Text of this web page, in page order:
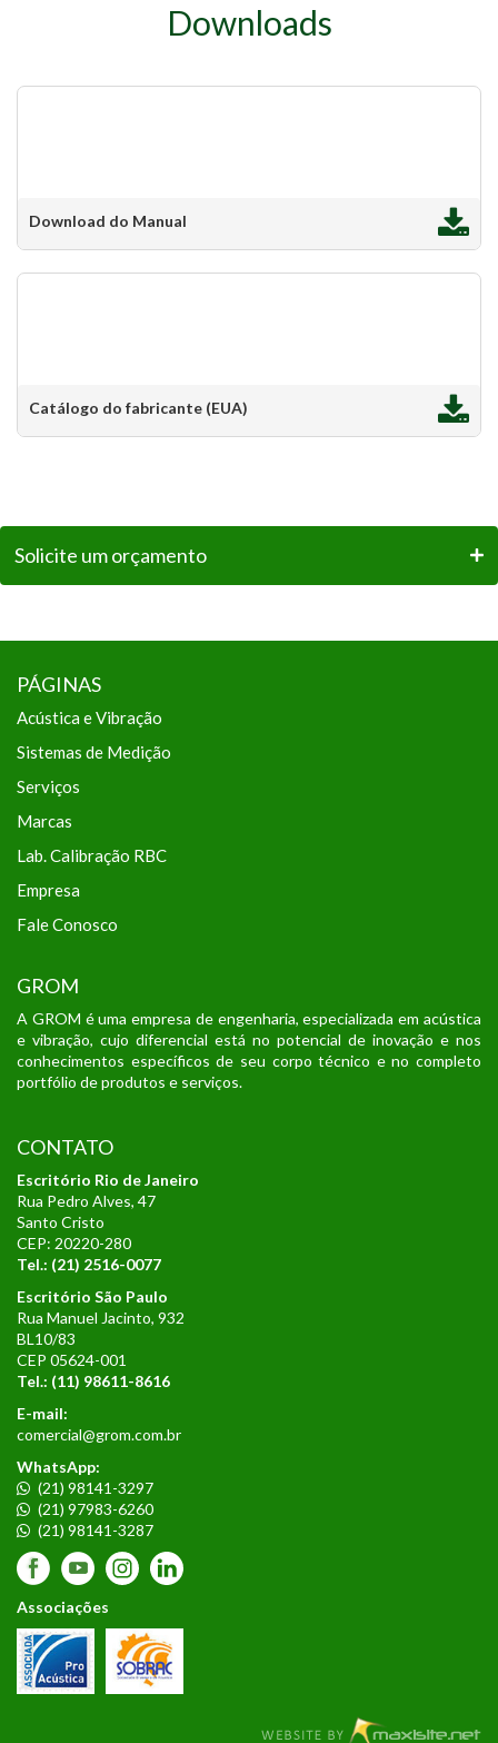
Downloads
Download do Manual
Catálogo do fabricante (EUA)
Solicite um orçamento
PÁGINAS
Acústica e Vibração
Sistemas de Medição
Serviços
Marcas
Lab. Calibração RBC
Empresa
Fale Conosco
GROM
A GROM é uma empresa de engenharia, especializada em acústica
e vibração, cujo diferencial está no potencial de inovação e nos
conhecimentos específicos de seu corpo técnico e no completo
portfólio de produtos e serviços.
CONTATO
Escritório Rio de Janeiro
Rua Pedro Alves, 47
Santo Cristo
CEP: 20220-280
Tel.: (21) 2516-0077
Escritório São Paulo
Rua Manuel Jacinto, 932
BL10/83
CEP 05624-001
Tel.: (11) 98611-8616
E-mail:
comercial@grom.com.br
WhatsApp:
(21) 98141-3297
(21) 97983-6260
(21) 98141-3287
Associações